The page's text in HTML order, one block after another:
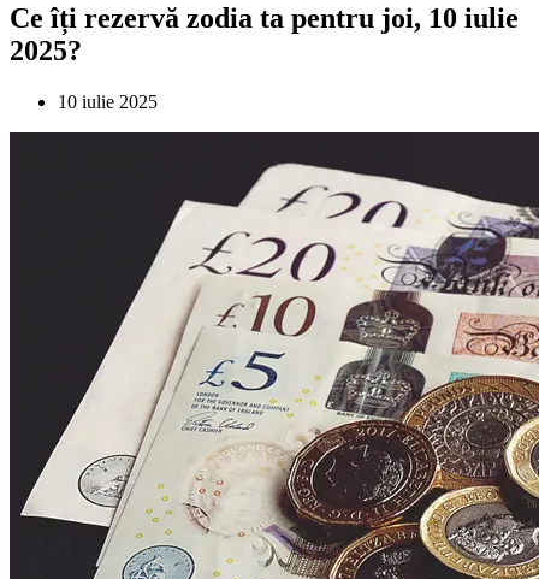
Ce îți rezervă zodia ta pentru joi, 10 iulie
2025?
10 iulie 2025